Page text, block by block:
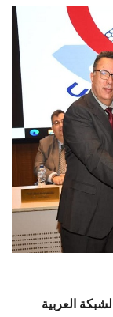
العربية